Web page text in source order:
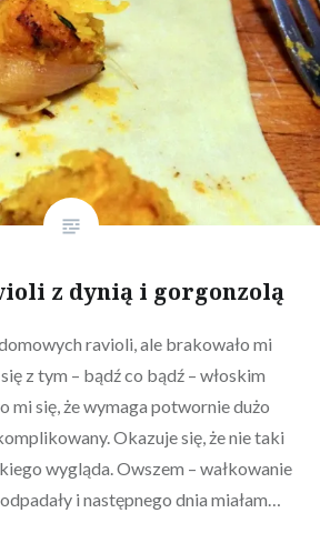
z dynią i gorgonzolą
ravioli, ale brakowało mi
z tym – bądź co bądź – włoskim
mi się, że wymaga potwornie dużo
Okazuje się, że nie taki
wygląda. Owszem – wałkowanie
i następnego dnia miałam…